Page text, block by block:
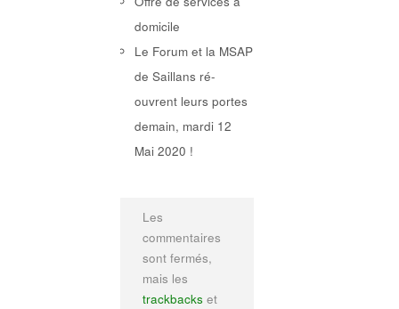
domicile
Le Forum et la MSAP
de Saillans ré-
ouvrent leurs portes
demain, mardi 12
Mai 2020 !
Les
commentaires
sont fermés,
mais les
trackbacks et